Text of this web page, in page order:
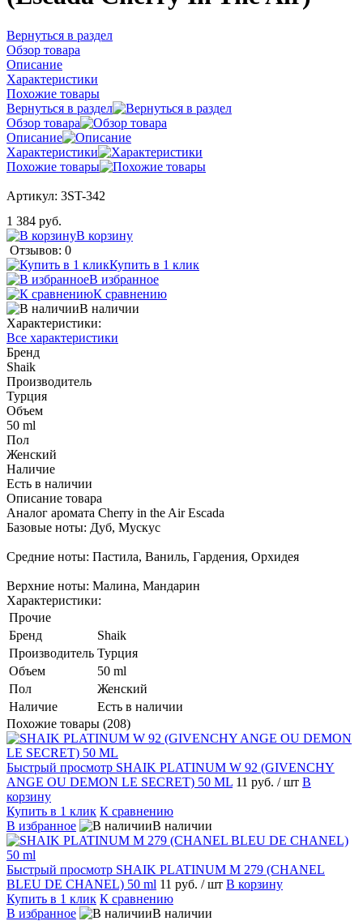
Вернуться в раздел
Обзор товара
Описание
Характеристики
Похожие товары
Вернуться в раздел
Обзор товара
Описание
Характеристики
Похожие товары
Артикул: 3ST-342
1 384 руб.
В корзину
Отзывов: 0
Купить в 1 клик
В избранное
К сравнению
В наличии
Характеристики:
Все характеристики
Бренд
Shaik
Производитель
Турция
Объем
50 ml
Пол
Женский
Наличие
Есть в наличии
Описание товара
Аналог аромата Cherry in the Air Escada
Базовые ноты: Дуб, Мускус
Средние ноты: Пастила, Ваниль, Гардения, Орхидея
Верхние ноты: Малина, Мандарин
Характеристики:
Прочие
Бренд
Shaik
Производитель Турция
Объем
50 ml
Пол
Женский
Наличие
Есть в наличии
Похожие товары (208)
Быстрый просмотр SHAIK PLATINUM W 92 (GIVENCHY
ANGE OU DEMON LE SECRET) 50 ML 11 руб. / шт В
корзину
Купить в 1 клик К сравнению
В избранное
В наличии
Быстрый просмотр SHAIK PLATINUM M 279 (CHANEL
BLEU DE CHANEL) 50 ml 11 руб. / шт В корзину
Купить в 1 клик К сравнению
В избранное
В наличии